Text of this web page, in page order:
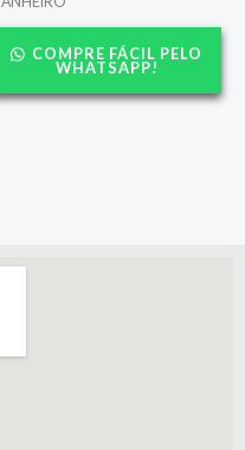
COMPRE FÁCIL PELO
WHATSAPP!